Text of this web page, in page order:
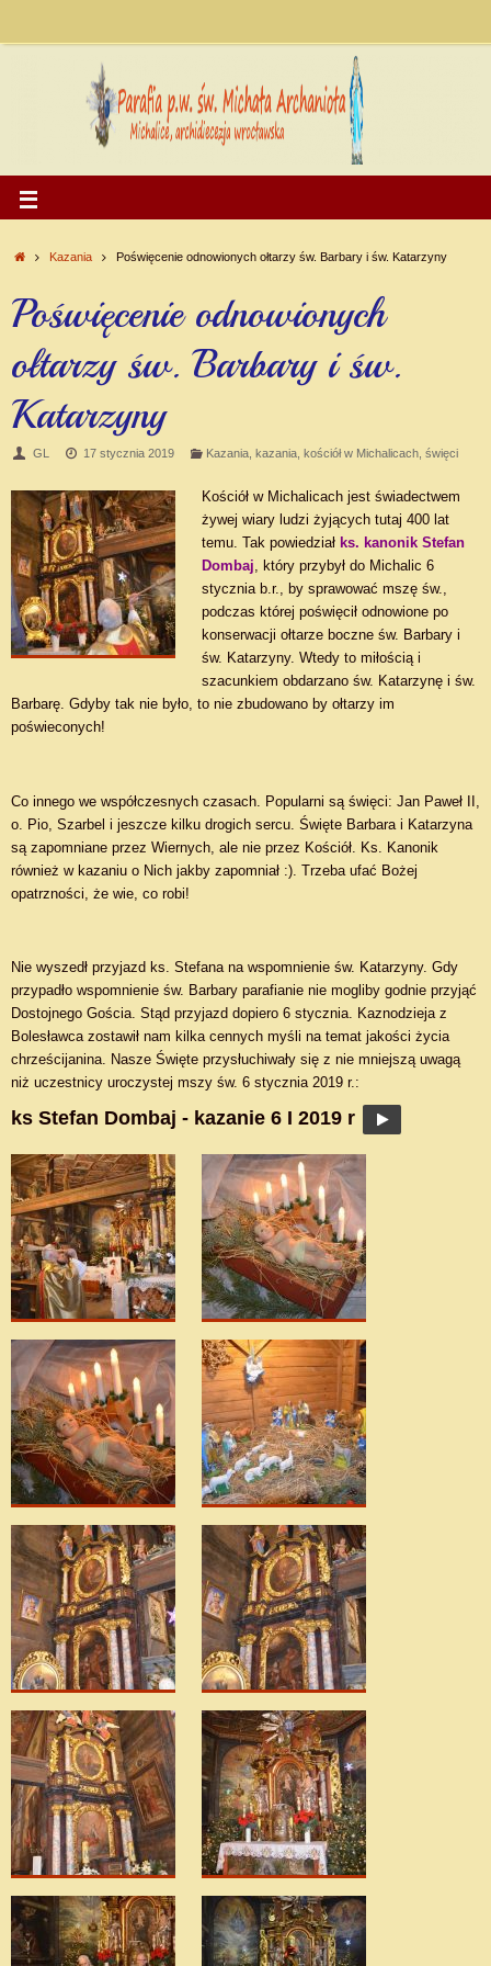
Kazania Poświęcenie odnowionych ołtarzy św. Barbary i św. Katarzyny
Poświęcenie odnowionych
ołtarzy św. Barbary i św.
Katarzyny
GL 17 stycznia 2019 Kazania, kazania, kościół w Michalicach, święci
Kościół w Michalicach jest świadectwem
żywej wiary ludzi żyjących tutaj 400 lat
temu. Tak powiedział ks. kanonik Stefan
Dombaj, który przybył do Michalic 6
stycznia b.r., by sprawować mszę św.,
podczas której poświęcił odnowione po
konserwacji ołtarze boczne św. Barbary i
św. Katarzyny. Wtedy to miłością i
szacunkiem obdarzano św. Katarzynę i św.
Barbarę. Gdyby tak nie było, to nie zbudowano by ołtarzy im
poświeconych!
Co innego we współczesnych czasach. Popularni są święci: Jan Paweł II,
o. Pio, Szarbel i jeszcze kilku drogich sercu. Święte Barbara i Katarzyna
są zapomniane przez Wiernych, ale nie przez Kościół. Ks. Kanonik
również w kazaniu o Nich jakby zapomniał :). Trzeba ufać Bożej
opatrzności, że wie, co robi!
Nie wyszedł przyjazd ks. Stefana na wspomnienie św. Katarzyny. Gdy
przypadło wspomnienie św. Barbary parafianie nie mogliby godnie przyjąć
Dostojnego Gościa. Stąd przyjazd dopiero 6 stycznia. Kaznodzieja z
Bolesławca zostawił nam kilka cennych myśli na temat jakości życia
chrześcijanina. Nasze Święte przysłuchiwały się z nie mniejszą uwagą
niż uczestnicy uroczystej mszy św. 6 stycznia 2019 r.:
ks Stefan Dombaj - kazanie 6 I 2019 r